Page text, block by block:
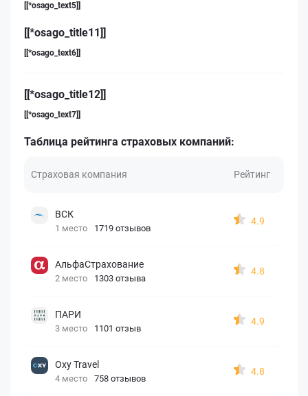
[[*osago_text5]]
[[*osago_title11]]
[[*osago_text6]]
[[*osago_title12]]
[[*osago_text7]]
Таблица рейтинга страховых компаний:
Страховая компания Рейтинг
ВСК
1 место 1719 отзывов
4.9
АльфаСтрахование
2 место 1303 отзыва
4.8
ПАРИ
3 место 1101 отзыв
4.9
Oxy Travel
4 место 758 отзывов
4.8